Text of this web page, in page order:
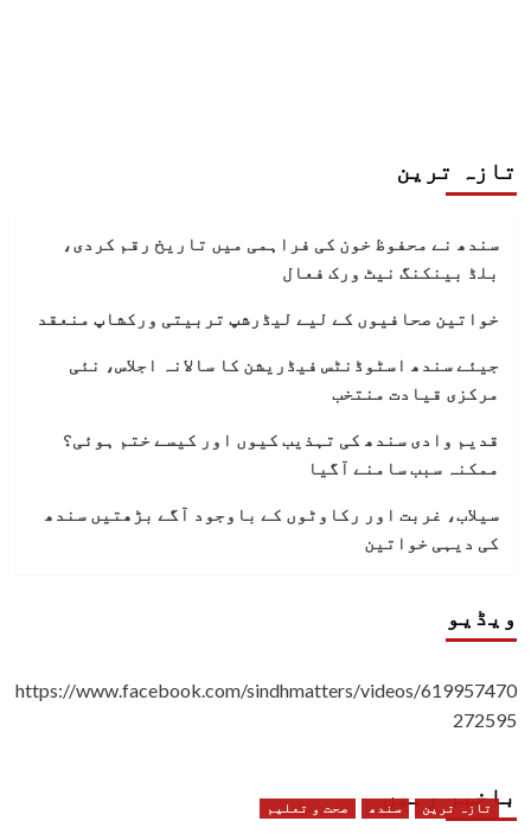
تازہ ترین
سندھ نے محفوظ خون کی فراہمی میں تاریخ رقم کردی،
بلڈ بینکنگ نیٹ ورک فعال
خواتین صحافیوں کے لیے لیڈرشپ تربیتی ورکشاپ منعقد
جیئے سندھ اسٹوڈنٹس فیڈریشن کا سالانہ اجلاس، نئی
مرکزی قیادت منتخب
قدیم وادی سندھ کی تہذیب کیوں اور کیسے ختم ہوئی؟
ممکنہ سبب سامنے آگیا
سیلاب، غربت اور رکاوٹوں کے باوجود آگے بڑھتیں سندھ
کی دیہی خواتین
ویڈیو
https://www.facebook.com/sindhmatters/videos/619957470
272595
باخبر رہیں
تازہ ترین سندھ صحت و تعلیم